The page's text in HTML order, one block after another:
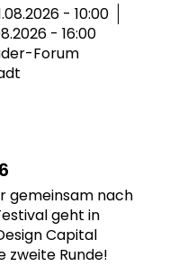
- 10:00
- 16:00
Forum
gemeinsam nach
geht in
Capital
zweite Runde!